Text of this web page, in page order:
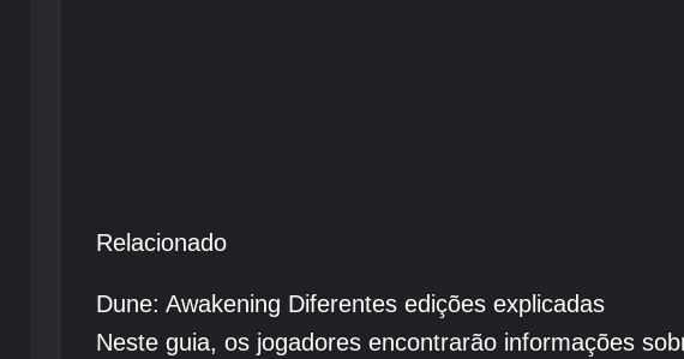
Relacionado
Dune: Awakening Diferentes edições explicadas
Neste guia, os jogadores encontrarão informações